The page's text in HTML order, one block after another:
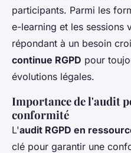
participants. Parmi les
e-learning et les sessions
répondant à un besoin
continue RGPD pour
évolutions légales.
Importance de l'audit
conformité
L'audit RGPD en
clé pour garantir une